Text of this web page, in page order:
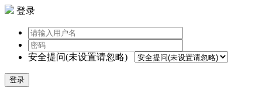
登录
安全提问(未设置请忽略)
登录